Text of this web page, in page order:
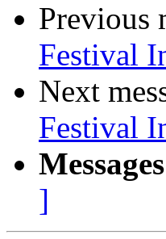
Previous
Festival
Next
Festival
]